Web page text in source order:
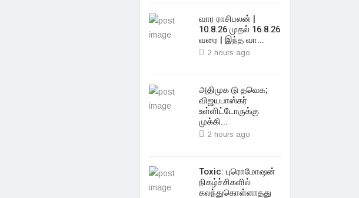
வார ராசிபலன் |
10.8.26 முதல் 16.8.26
வரை | இந்த வா...
2 hours ago
அதிமுக டு தவெக;
விஜயபாஸ்கர்
உள்ளிட்டோருக்கு
முக்கி...
2 hours ago
Toxic: புரொமோஷன்
நிகழ்ச்சிகளில்
கலந்துகொள்ளாதது